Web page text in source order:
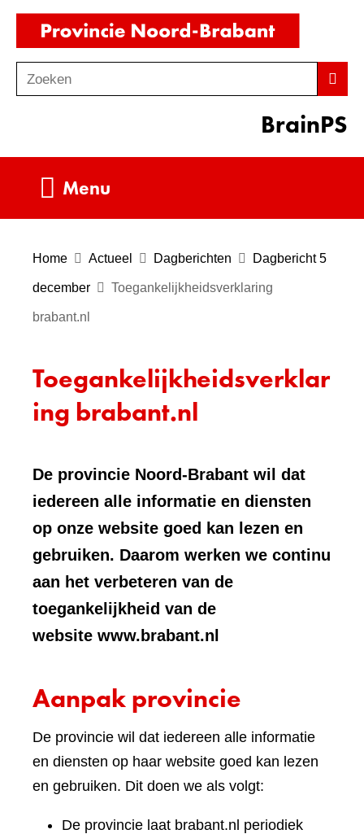
Ga
de
inhoud
o
Zoeken
BrainPS
Menu
Home Actueel Dagberichten Dagbericht 5
december Toegankelijkheidsverklaring
brabant.nl
Toegankelijkheidsverklar
ing brabant.nl
De provincie Noord-Brabant wil dat
iedereen alle informatie en diensten
op onze website goed kan lezen en
gebruiken. Daarom werken we continu
aan het verbeteren van de
toegankelijkheid van de
website www.brabant.nl
Aanpak provincie
De provincie wil dat iedereen alle informatie
en diensten op haar website goed kan lezen
en gebruiken. Dit doen we als volgt:
De provincie laat brabant.nl periodiek